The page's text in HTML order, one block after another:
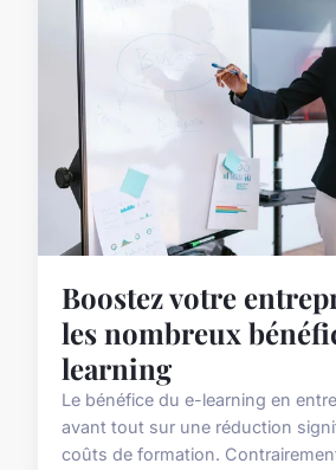
Boostez votre
les nombreux
learning
Le bénéfice du e-learning en
avant tout sur une réduction
coûts de formation.